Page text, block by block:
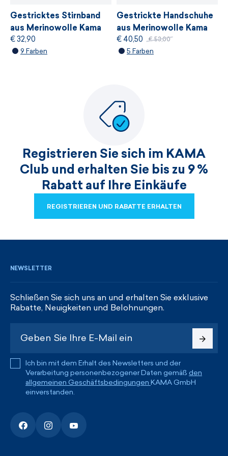
Gestricktes Stirnband
aus Merinowolle Kama
C36
€ 32,90
9 Farben
Gestrickte Handschuhe
aus Merinowolle Kama
R112
€ 40,50 € 53,00
5 Farben
Registrieren Sie sich im KAMA
Club und erhalten Sie bis zu 9 %
Rabatt auf Ihre Einkäufe
REGISTRIEREN UND RABATTE ERHALTEN
NEWSLETTER
Schließen Sie sich uns an und erhalten Sie exklusive
Rabatte, Neuigkeiten und Belohnungen.
Ich bin mit dem Erhalt des Newsletters und der
Verarbeitung personenbezogener Daten gemäß den
allgemeinen Geschäftsbedingungen KAMA GmbH
einverstanden.